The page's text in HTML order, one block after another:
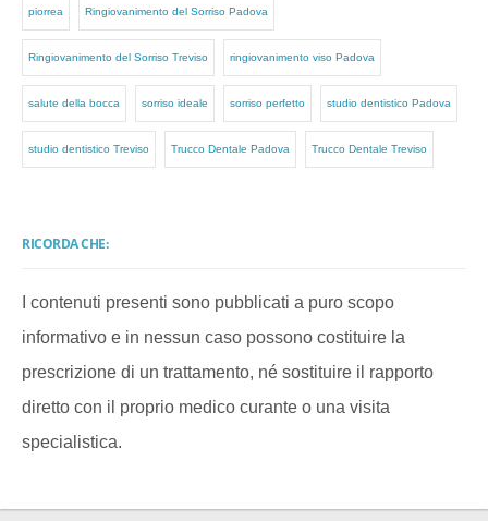
piorrea Ringiovanimento del Sorriso Padova
Ringiovanimento del Sorriso Treviso ringiovanimento viso Padova
salute della bocca sorriso ideale sorriso perfetto studio dentistico Padova
studio dentistico Treviso Trucco Dentale Padova Trucco Dentale Treviso
RICORDA CHE:
I contenuti presenti sono pubblicati a puro scopo
informativo e in nessun caso possono costituire la
prescrizione di un trattamento, né sostituire il rapporto
diretto con il proprio medico curante o una visita
specialistica.